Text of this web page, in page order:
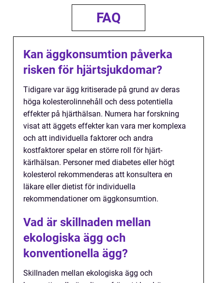
FAQ
Kan äggkonsumtion påverka
risken för hjärtsjukdomar?
Tidigare var ägg kritiserade på grund av deras
höga kolesterolinnehåll och dess potentiella
effekter på hjärthälsan. Numera har forskning
visat att äggets effekter kan vara mer komplexa
och att individuella faktorer och andra
kostfaktorer spelar en större roll för hjärt-
kärlhälsan. Personer med diabetes eller högt
kolesterol rekommenderas att konsultera en
läkare eller dietist för individuella
rekommendationer om äggkonsumtion.
Vad är skillnaden mellan
ekologiska ägg och
konventionella ägg?
Skillnaden mellan ekologiska ägg och